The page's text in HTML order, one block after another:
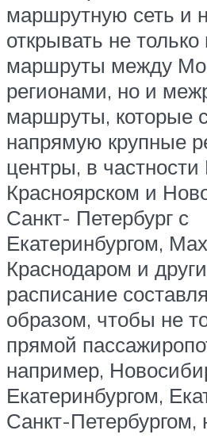
маршрутную сеть и
открывать не
маршруты между
регионами, но и
маршруты, которые
напрямую крупные
центры, в частности
Красноярском и
Санкт- Петербург с
Екатеринбургом,
Краснодаром и
расписание
образом, чтобы не
прямой
например,
Екатеринбургом,
Санкт-Петербургом,